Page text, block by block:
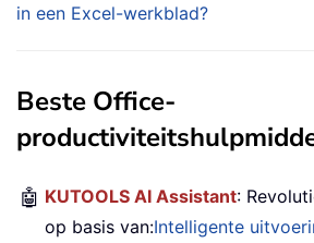
in een Excel-werkblad?
Beste Office-
🤖 KUTOOLS AI Assistant:
op basis van:Intelligente